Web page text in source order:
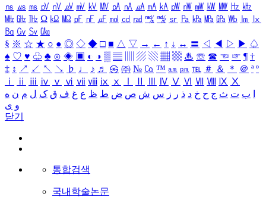
㎱ ㎲ ㎳ ㎴ ㎵ ㎶ ㎷ ㎸ ㎹ ㎀ ㎁ ㎂ ㎃ ㎄ ㎺ ㎻ ㎽ ㎾ ㎿ ㎐ ㎑
㎒ ㎓ ㎔ Ω ㏀ ㏁ ㎊ ㎋ ㎌ ㏖ ㏅ ㎭ ㎮ ㎯ ㏛ ㎩ ㎪ ㎫ ㎬ ㏝ ㏐
㏓
㏃ ㏉ ㏜ ㏆
§ ※ ☆ ★ ○ ● ◎ ◇ ◆ □ ■ △ ▽ → ← ↑ ↓ ↔ 〓 ◁ ◀ ▷ ▶ ♤
♠ ♡ ♥ ♧ ♣ ⊙ ◈ ▣ ◐ ◑ ▒ ▤ ▨ ▧ ▦ ▩ ♨ ☏ ☎ ☜ ☞ ¶ †
‡ ↕ ↗ ↙ ↖ ↘ ♭ ♩ ♪ ♬ ㉿ ㈜ № ㏇ ™ ㏂ ㏘ ℡ ＃ ＆ ＊ ＠ ª º
ⅰ
ⅱ ⅲ ⅳ ⅴ ⅵ ⅶ ⅷ ⅸ ⅹ Ⅳ Ⅴ Ⅵ Ⅶ Ⅷ Ⅸ Ⅹ
ب ت ث ج ح خ د ذ ر ز س ش ص ض ط ظ ع غ ف ق ک ل م ن ه
و ی
닫기
통합검색
국내학술논문